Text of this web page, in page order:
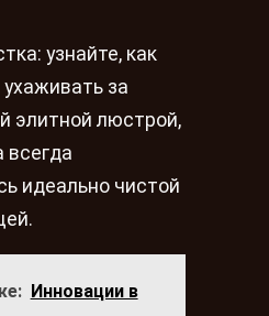
узнайте, как
за
элитной люстрой,
всегда
идеально чистой
Инновации в